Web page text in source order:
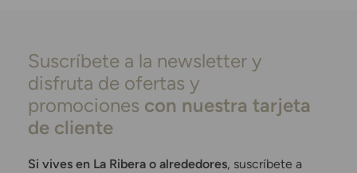
Suscríbete a la newsletter y
disfruta de ofertas y
promociones con nuestra tarjeta
de cliente
Si vives en La Ribera o alrededores, suscríbete a